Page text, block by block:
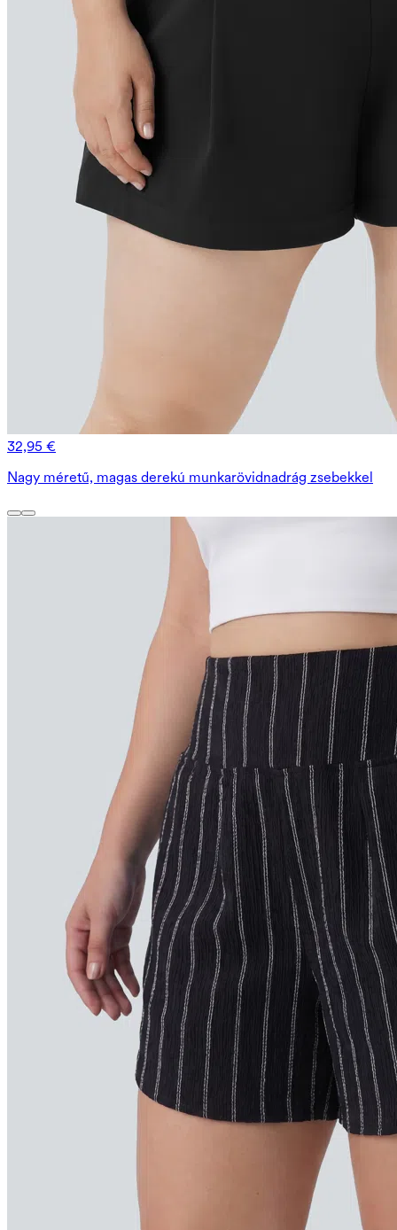
32,95 €
Nagy méretű, magas derekú munkarövidnadrág zsebekkel